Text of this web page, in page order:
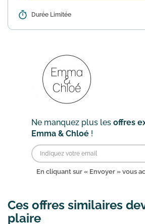
Détails : Avec ce code promo
Durée Limitée
Ne manquez plus les offres
Emma & Chloé !
En cliquant sur « Envoyer » vous
Ces offres similaires
plaire